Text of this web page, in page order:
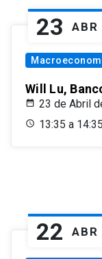
23 ABR
Will Lu,
23 de Abril
13:35 a 14:35
22 ABR